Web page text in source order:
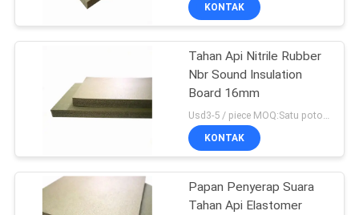
Tabung Isolasi Karet
25
KONTAK
Tahan Api Nitrile Rubber
Nbr Sound Insulation
Board 16mm
KONTAK
Papan Penyerap Suara
Tahan Api Elastomer